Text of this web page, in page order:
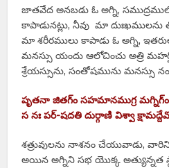
జాతవేద అనబడు ఓ అగ్ని, సముద్రములో
కాపాడునట్లు, నీవు మా
మా శరీరములు కాపాడు ఓ అగ్ని,
మనస్సు యందు ఆలోచించు అత్రి
శ్రేయస్సును, సంతోషమును మనస్సు
పృతనా జితగ్ం సహమానముగ్ర
స నః పర్-షదతి దుర్గాణి విశ్వా
శత్రువులను నాశనం చేయువాడు,
అయిన అగ్నిని సభ యొక్క అత్యున్నత